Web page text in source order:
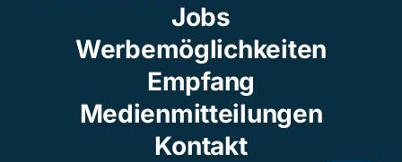
Jobs
Werbemöglichkeiten
Empfang
Medienmitteilungen
Kontakt